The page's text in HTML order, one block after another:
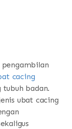
cacing
badan.
ubat cacing